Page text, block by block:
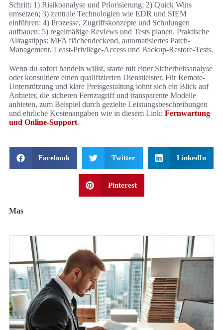
Schritt: 1) Risikoanalyse und Priorisierung; 2) Quick Wins
umsetzen; 3) zentrale Technologien wie EDR und SIEM
einführen; 4) Prozesse, Zugriffskonzepte und Schulungen
aufbauen; 5) regelmäßige Reviews und Tests planen. Praktische
Alltagstipps: MFA flächendeckend, automatisiertes Patch-
Management, Least-Privilege-Access und Backup-Restore-Tests.
Wenn du sofort handeln willst, starte mit einer Sicherheitsanalyse
oder konsultiere einen qualifizierten Dienstleister. Für Remote-
Unterstützung und klare Preisgestaltung lohnt sich ein Blick auf
Anbieter, die sicheren Fernzugriff und transparente Modelle
anbieten, zum Beispiel durch gezielte Leistungsbeschreibungen
und ehrliche Kostenangaben wie in diesem Link: Fernwartung
und Online-Support.
Facebook Twitter LinkedIn
Pinterest
Mas